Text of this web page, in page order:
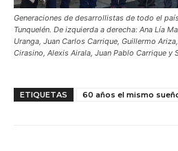
Generaciones de desarrollistas de todo el
Tunquelén. De izquierda a derecha: Ana Lía
Uranga, Juan Carlos Carrique, Guillermo
Cirasino, Alexis Airala, Juan Pablo Carrique y
ETIQUETAS 60 años el mismo